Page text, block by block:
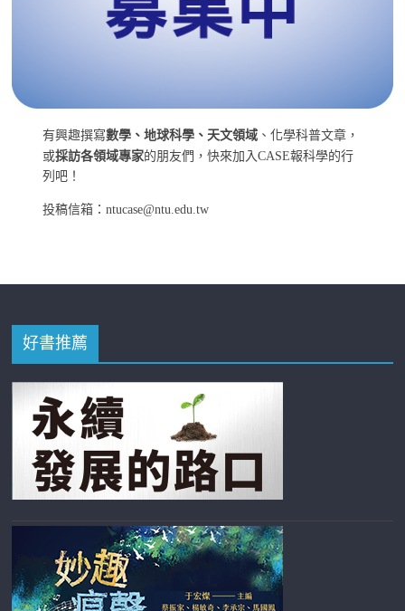
有興趣撰寫數學、地球科學、天文領域 、化學科普文章，
或採訪各領域專家的朋友們，快來加入CASE報科學的行
列吧！
投稿信箱：ntucase@ntu.edu.tw
好書推薦